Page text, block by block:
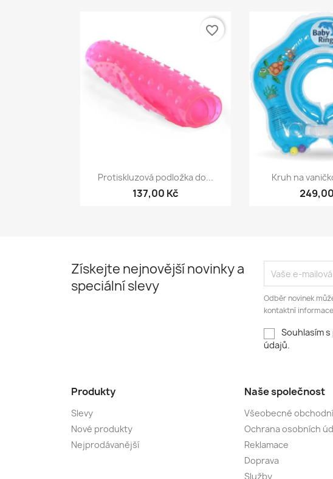
Rychlý náhled
Protiskluzová podložka do...
137,00 Kč
favorite_border
Rychlý
Kruh na
Získejte nejnovější novinky a
speciální slevy
Odběr novinek
kontaktní
Souhlasím
údajů.
Produkty
Slevy
Nové produkty
Nejprodávanější
Naše společnost
Všeobecné
Ochrana osobních
Reklamace
Doprava
Služby